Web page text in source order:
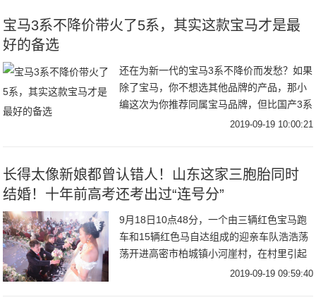
宝马3系不降价带火了5系，其实这款宝马才是最
好的备选
还在为新一代的宝马3系不降价而发愁？如果
除了宝马，你不想选其他品牌的产品，那小
编这次为你推荐同属宝马品牌，但比国产3系
更加彰显运动的车型——宝马3系GT。为什
2019-09-19 10:00:21
长得太像新娘都曾认错人！山东这家三胞胎同时
结婚！十年前高考还考出过“连号分”
9月18日10点48分，一个由三辆红色宝马跑
车和15辆红色马自达组成的迎亲车队浩浩荡
荡开进高密市柏城镇小河崖村，在村里引起
一番沸腾。这是谁家的孩子结婚？竟然搞了
2019-09-19 09:59:40